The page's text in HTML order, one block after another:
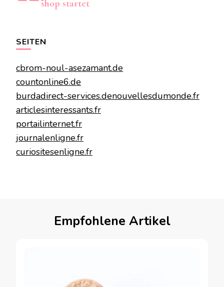
shop startet
SEITEN
cbrom-noul-asezamant.de
countonline6.de
burdadirect-services.denouvellesdumonde.fr
articlesinteressants.fr
portailinternet.fr
journalenligne.fr
curiositesenligne.fr
Empfohlene Artikel